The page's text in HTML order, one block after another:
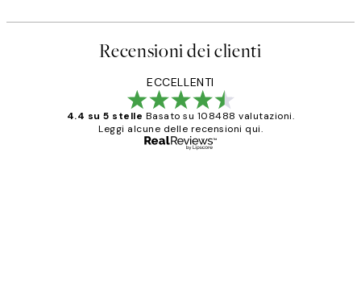
Recensioni dei clienti
ECCELLENTI
4.4 su 5 stelle Basato su 108488 valutazioni.
Leggi alcune delle recensioni qui.